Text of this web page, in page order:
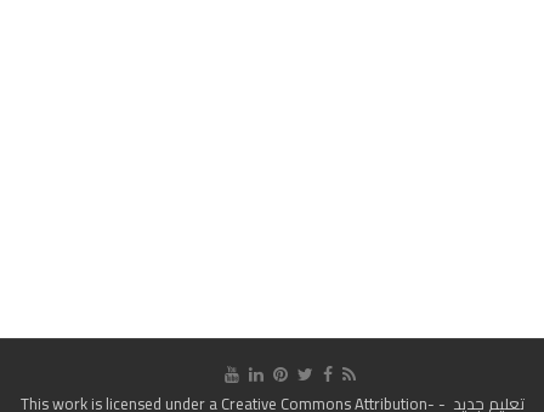
تعليم جديد - This work is licensed under a
Creative Commons Attribution-